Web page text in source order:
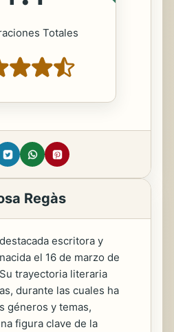
Totales
Regàs
escritora y
el 16 de marzo de
trayectoria literaria
durante las cuales ha
géneros y temas,
figura clave de la